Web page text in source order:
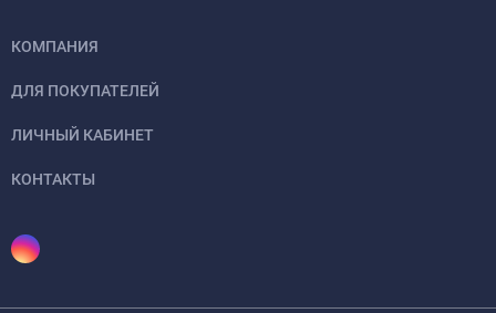
КОМПАНИЯ
ДЛЯ ПОКУПАТЕЛЕЙ
ЛИЧНЫЙ КАБИНЕТ
КОНТАКТЫ